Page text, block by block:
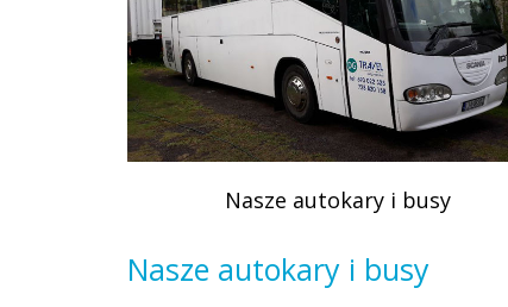
Nasze autokary i busy
Nasze autokary i busy